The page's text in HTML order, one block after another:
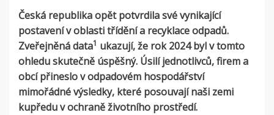
Česká republika opět potvrdila své vynikající
postavení v oblasti třídění a recyklace odpadů.
Zveřejněná data1 ukazují, že rok 2024 byl v tomto
ohledu skutečně úspěšný. Úsilí jednotlivců, firem a
obcí přineslo v odpadovém hospodářství
mimořádné výsledky, které posouvají naši zemi
kupředu v ochraně životního prostředí.